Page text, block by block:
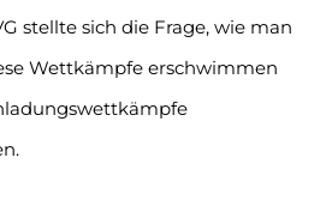
stellte sich die Frage, wie man
Wettkämpfe erschwimmen